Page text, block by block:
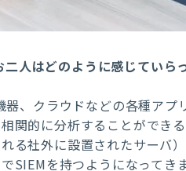
人はどのように感じていら
、クラウドなどの各種ア
関的に分析することができ
る社外に設置されたサーバ
SIEMを持つようになって